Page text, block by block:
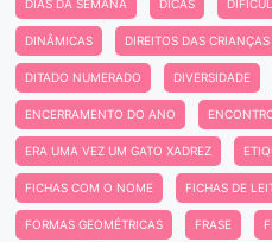
DIAS DA SEMANA DICAS
DINÂMICAS DIREITOS DAS CRIANÇAS
DITADO NUMERADO DIVERSIDADE
ENCERRAMENTO DO ANO
ERA UMA VEZ UM GATO XADREZ
FICHAS COM O NOME FICHAS DE
FORMAS GEOMÉTRICAS FRASE